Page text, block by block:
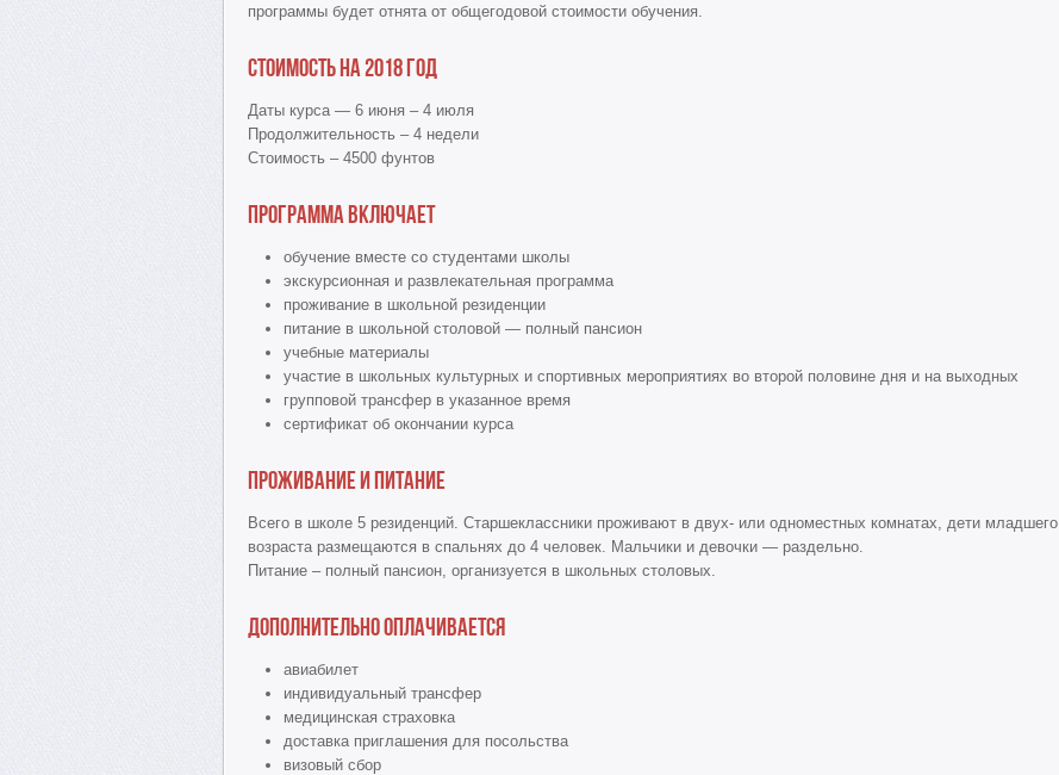
программы будет отнята от общегодовой стоимости обучения.
Стоимость на 2018 год
Даты курса — 6 июня – 4 июля
Продолжительность – 4 недели
Стоимость – 4500 фунтов
Программа включает
обучение вместе со студентами школы
экскурсионная и развлекательная программа
проживание в школьной резиденции
питание в школьной столовой — полный пансион
учебные материалы
участие в школьных культурных и спортивных мероприятиях во второй половине дня и на выходных
групповой трансфер в указанное время
сертификат об окончании курса
Проживание и питание
Всего в школе 5 резиденций. Старшеклассники проживают в двух- или одноместных комнатах, дети младшего
возраста размещаются в спальнях до 4 человек. Мальчики и девочки — раздельно.
Питание – полный пансион, организуется в школьных столовых.
Дополнительно оплачивается
авиабилет
индивидуальный трансфер
медицинская страховка
доставка приглашения для посольства
визовый сбор